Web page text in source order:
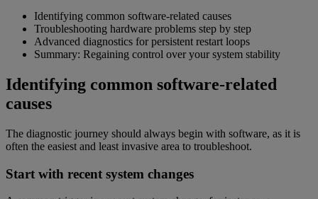
Identifying common software-related causes
Troubleshooting hardware problems step by step
Advanced diagnostics for persistent restart loops
Summary: Regaining control over your system stability
Identifying common software-related
causes
The diagnostic journey should always begin with software, as it is
often the easiest and least invasive area to troubleshoot.
Start with recent system changes